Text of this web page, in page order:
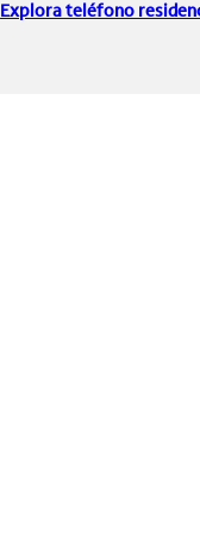
Explora teléfono